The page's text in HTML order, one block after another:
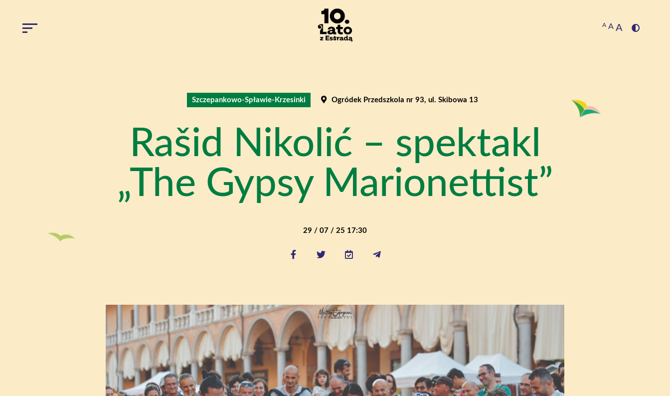
A A A
Szczepankowo-Spławie-Krzesinki Ogródek Przedszkola nr 93, ul. Skibowa 13
Rašid Nikolić – spektakl
„The Gypsy Marionettist”
29 / 07 / 25 17:30